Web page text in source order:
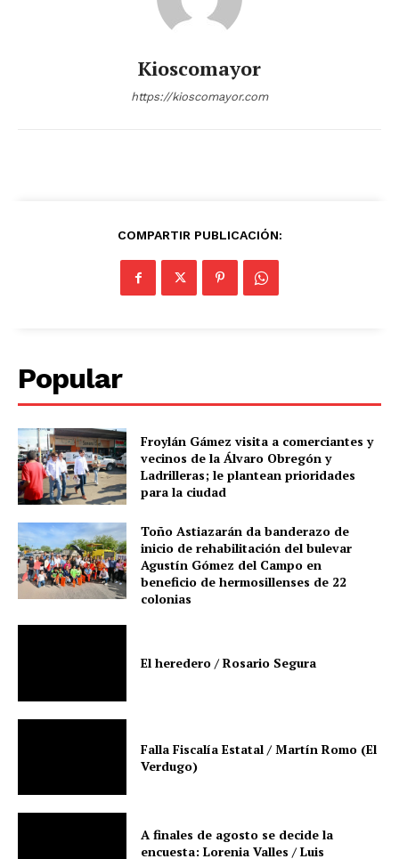
Kioscomayor
https://kioscomayor.com
COMPARTIR PUBLICACIÓN:
Popular
Froylán Gámez visita a comerciantes y
vecinos de la Álvaro Obregón y
Ladrilleras; le plantean prioridades
para la ciudad
Toño Astiazarán da banderazo de
inicio de rehabilitación del bulevar
Agustín Gómez del Campo en
beneficio de hermosillenses de 22
colonias
El heredero / Rosario Segura
Falla Fiscalía Estatal / Martín Romo (El
Verdugo)
A finales de agosto se decide la
encuesta: Lorenia Valles / Luis